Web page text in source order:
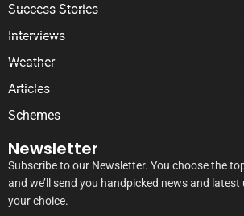
Success Stories
Interviews
Weather
Articles
Schemes
Newsletter
Subscribe to our Newsletter. You choose the
and we’ll send you handpicked news and
your choice.